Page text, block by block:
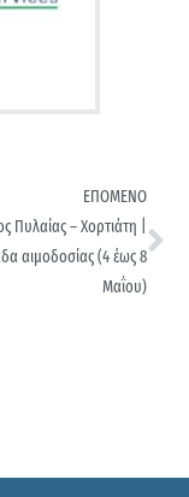
ΕΠΟΜΕΝΟ
Πυλαίας – Χορτιάτη |
αιμοδοσίας (4 έως 8
Μαΐου)